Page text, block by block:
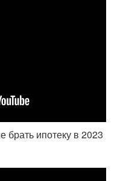
брать ипотеку в 2023